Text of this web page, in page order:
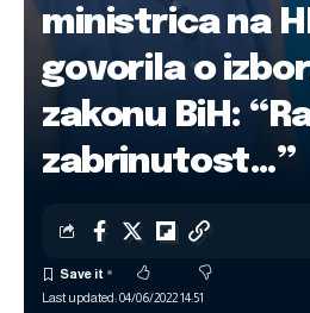
ministrica na
govorila o
zakonu BiH:
zabrinutost…”
Last updated: 04/06/2022 14:51